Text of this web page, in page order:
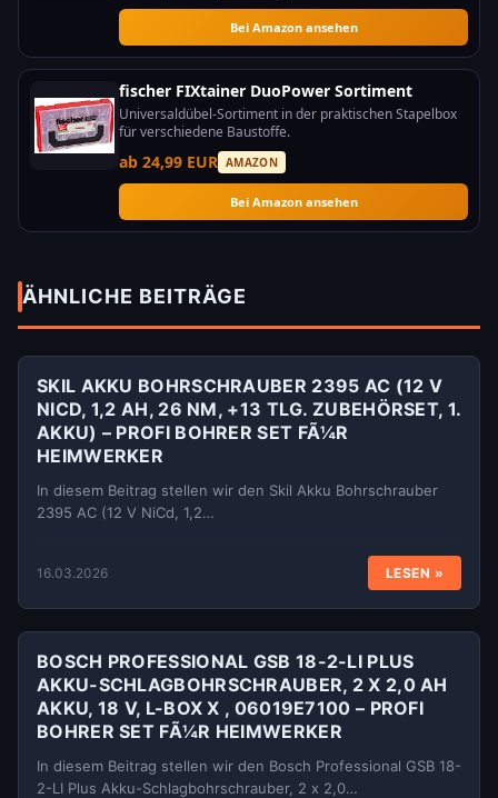
Bei Amazon ansehen
fischer FIXtainer DuoPower Sortiment
Universaldübel-Sortiment in der praktischen Stapelbox
für verschiedene Baustoffe.
ab 24,99 EUR AMAZON
Bei Amazon ansehen
ÄHNLICHE BEITRÄGE
SKIL AKKU BOHRSCHRAUBER 2395 AC (12 V
NICD, 1,2 AH, 26 NM, +13 TLG. ZUBEHÖRSET, 1.
AKKU) – PROFI BOHRER SET FÃ¼R
HEIMWERKER
In diesem Beitrag stellen wir den Skil Akku Bohrschrauber
2395 AC (12 V NiCd, 1,2…
16.03.2026 LESEN »
BOSCH PROFESSIONAL GSB 18-2-LI PLUS
AKKU-SCHLAGBOHRSCHRAUBER, 2 X 2,0 AH
AKKU, 18 V, L-BOX X , 06019E7100 – PROFI
BOHRER SET FÃ¼R HEIMWERKER
In diesem Beitrag stellen wir den Bosch Professional GSB 18-
2-LI Plus Akku-Schlagbohrschrauber, 2 x 2,0…